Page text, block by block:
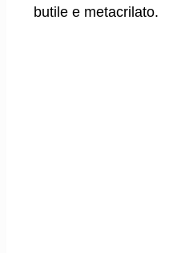
butile e metacrilato.